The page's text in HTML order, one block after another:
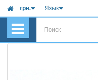
грн. Язык